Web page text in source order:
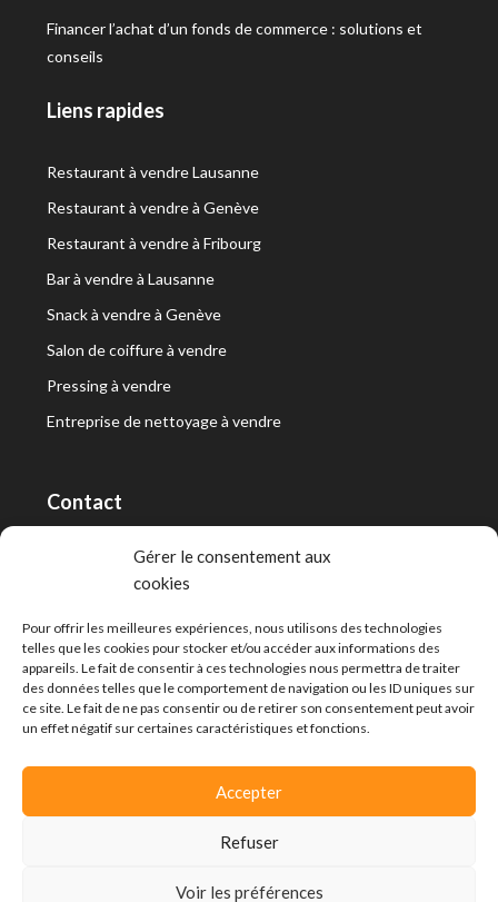
Gérer le consentement aux
cookies
Pour offrir les meilleures expériences, nous utilisons des technologies
telles que les cookies pour stocker et/ou accéder aux informations des
appareils. Le fait de consentir à ces technologies nous permettra de traiter
des données telles que le comportement de navigation ou les ID uniques sur
ce site. Le fait de ne pas consentir ou de retirer son consentement peut avoir
un effet négatif sur certaines caractéristiques et fonctions.
Accepter
Refuser
Voir les préférences
Financer l’achat d’un fonds de commerce : solutions et
conseils
Liens rapides
Restaurant à vendre Lausanne
Restaurant à vendre à Genève
Restaurant à vendre à Fribourg
Bar à vendre à Lausanne
Snack à vendre à Genève
Salon de coiffure à vendre
Pressing à vendre
Entreprise de nettoyage à vendre
Contact
RT Capital First SA/Ltd
info@capitalfirst.ch